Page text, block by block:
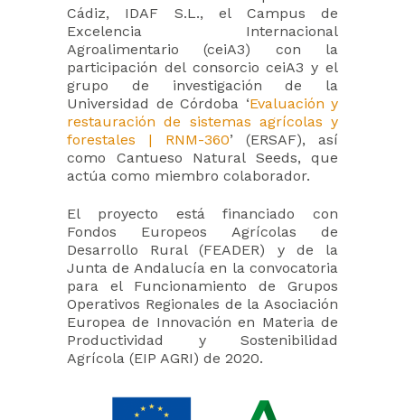
Cádiz, IDAF S.L., el Campus de
Excelencia Internacional
Agroalimentario (ceiA3) con la
participación del consorcio ceiA3 y el
grupo de investigación de la
Universidad de Córdoba ‘Evaluación y
restauración de sistemas agrícolas y
forestales | RNM-360’ (ERSAF), así
como Cantueso Natural Seeds, que
actúa como miembro colaborador.
El proyecto está financiado con
Fondos Europeos Agrícolas de
Desarrollo Rural (FEADER) y de la
Junta de Andalucía en la convocatoria
para el Funcionamiento de Grupos
Operativos Regionales de la Asociación
Europea de Innovación en Materia de
Productividad y Sostenibilidad
Agrícola (EIP AGRI) de 2020.